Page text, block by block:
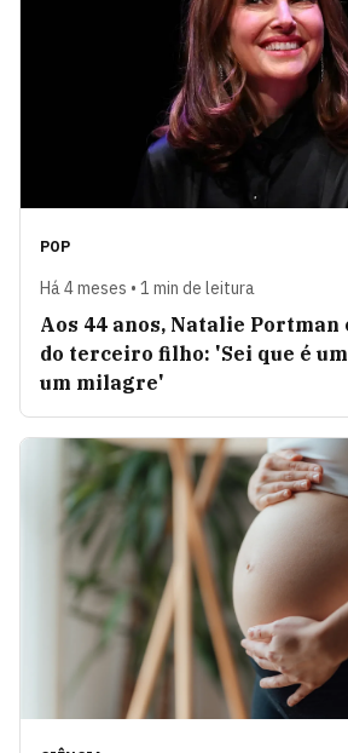
POP
Há 4 meses • 1 min de leitura
Aos 44 anos, Natalie
do terceiro filho: 'Sei que é
um milagre'